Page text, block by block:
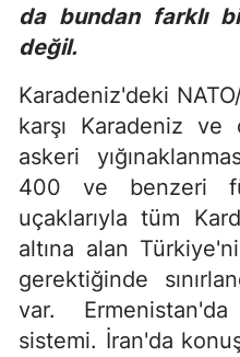
da bundan farklı
değil.
Karadeniz'deki
karşı Karadeniz ve
askeri
400 ve benzeri
uçaklarıyla tüm
altına alan
gerektiğinde
var.
sistemi. İran'da